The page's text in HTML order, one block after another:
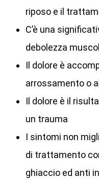
riposo e il
C’è una
debolezza
Il dolore è
arrossamento o
Il dolore è il
un trauma
I sintomi non
di trattamento
ghiaccio ed anti